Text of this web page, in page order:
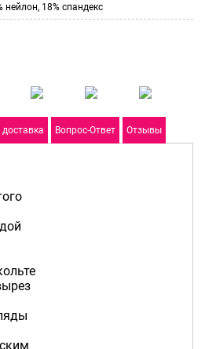
нейлон, 18% спандекс
Вопрос-Ответ Отзывы